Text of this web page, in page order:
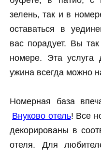
зелень, так и в
оставаться в
вас порадует. Вы
номере. Эта услуга
ужина всегда можно
Номерная база
Внуково отель! Все
декорированы в
отеля. Для